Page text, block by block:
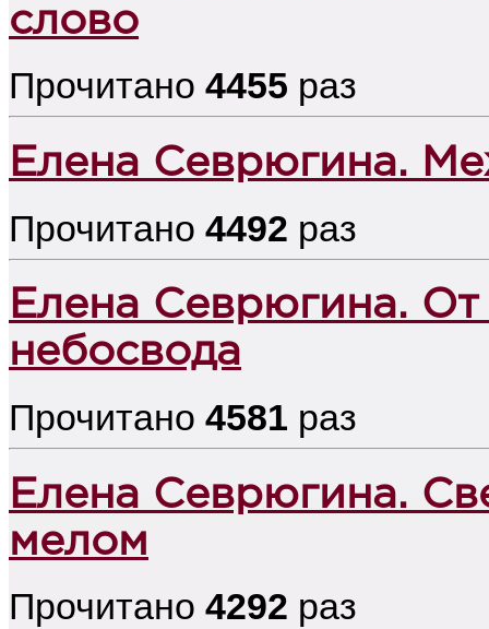
слово
Прочитано 4455 раз
Елена Севрюгина.
Прочитано 4492 раз
Елена Севрюгина.
небосвода
Прочитано 4581 раз
Елена Севрюгина.
мелом
Прочитано 4292 раз